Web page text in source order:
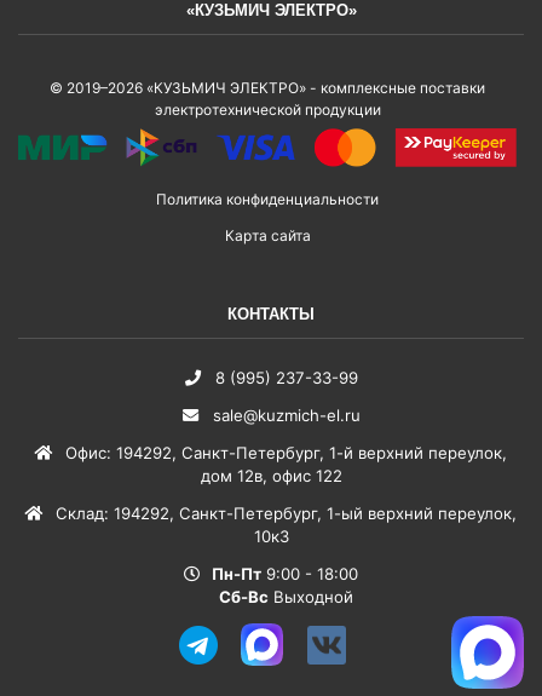
«КУЗЬМИЧ ЭЛЕКТРО»
© 2019–2026 «КУЗЬМИЧ ЭЛЕКТРО» - комплексные поставки
электротехнической продукции
Политика конфиденциальности
Карта сайта
КОНТАКТЫ
8 (995) 237-33-99
sale@kuzmich-el.ru
Офис: 194292, Санкт-Петербург, 1-й верхний переулок,
дом 12в, офис 122
Склад: 194292, Санкт-Петербург, 1-ый верхний переулок,
10к3
Пн-Пт 9:00 - 18:00
Сб-Вс Выходной